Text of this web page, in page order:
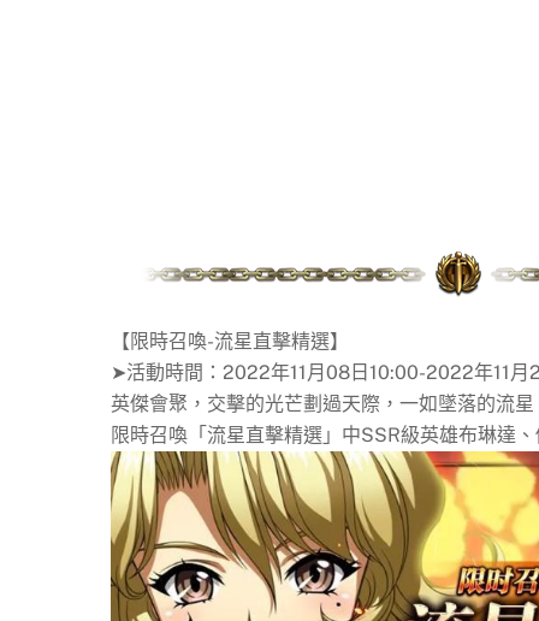
【限時召喚-流星直擊精選】
➤活動時間：2022年11月08日10:00-2022年11月
英傑會聚，交擊的光芒劃過天際，一如墜落的流
限時召喚「流星直擊精選」中SSR級英雄布琳達